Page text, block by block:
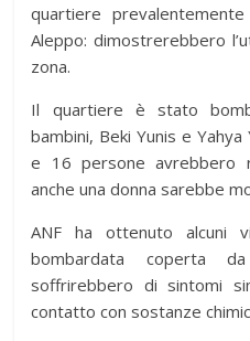
quartiere
Aleppo: dimostrerebbero
zona.
Il quartiere è stato
bambini, Beki Yunis e
e 16 persone avrebbero
anche una donna sarebbe
ANF ha ottenuto alcuni
bombardata coperta
soffrirebbero di sintomi
contatto con sostanze